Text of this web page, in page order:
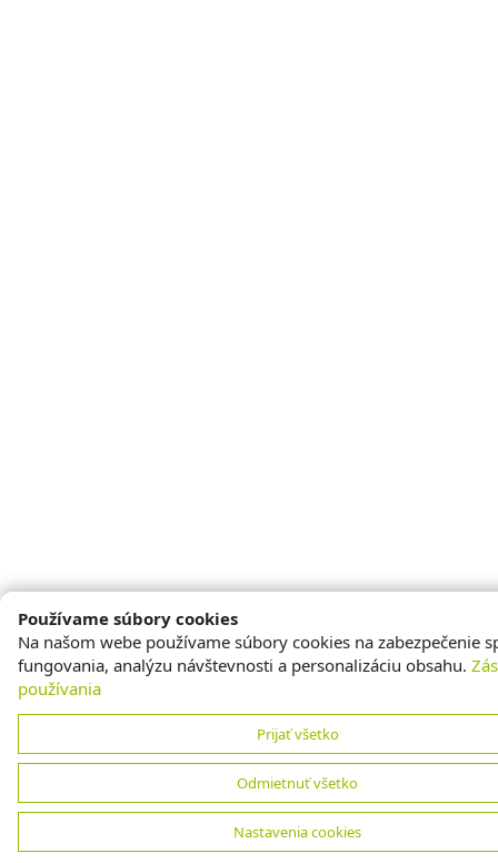
Používame súbory cookies
Na našom webe používame súbory cookies na zabezpečenie
fungovania, analýzu návštevnosti a personalizáciu obsahu.
používania
Prijať všetko
Odmietnuť všetko
Nastavenia cookies